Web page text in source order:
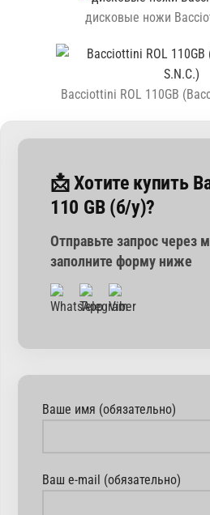
дисковые ножи
Bacciottini ROL 110GB
📩 Хотите купить
110 GB (б/у)?
Отправьте запрос через
заполните форму ниже
Ваше имя (обязательно)
Ваш e-mail (обязательно)